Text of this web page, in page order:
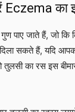
का
जाते हैं, जो कि
सकते हैं, यदि
तुलसी का रस इस